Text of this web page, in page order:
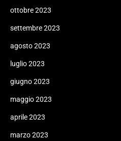
ottobre 2023
settembre 2023
agosto 2023
luglio 2023
giugno 2023
maggio 2023
aprile 2023
marzo 2023